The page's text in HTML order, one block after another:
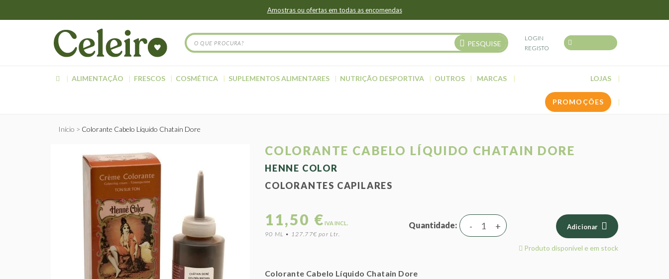
Amostras ou ofertas em todas as encomendas
PESQUISE
LOGIN
REGISTO
ALIMENTAÇÃO FRESCOS COSMÉTICA SUPLEMENTOS ALIMENTARES NUTRIÇÃO DESPORTIVA OUTROS MARCAS LOJAS
PROMOÇÕES
Início Colorante Cabelo Líquido Chatain Dore
COLORANTE CABELO LÍQUIDO CHATAIN DORE
HENNE COLOR
COLORANTES CAPILARES
11,50 € IVA INCL.
90 ML • 127.77€ por Ltr.
Quantidade +
- Adicionar
Produto disponível e em stock
Colorante Cabelo Líquido Chatain Dore